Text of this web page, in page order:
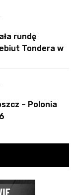
rundę
Tondera w
– Polonia